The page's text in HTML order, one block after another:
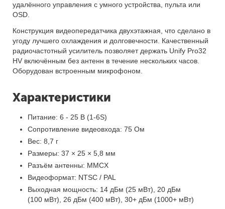
удалённого управления с умного устройства, пульта или
OSD.
Конструкция видеопередатчика двухэтажная, что сделано в
угоду лучшего охлаждения и долговечности. Качественный
радиочастотный усилитель позволяет держать Unify Pro32
HV включённым без антенн в течение нескольких часов.
Оборудован встроенным микрофоном.
Характеристики
Питание: 6 - 25 В (1-6S)
Сопротивление видеовхода: 75 Ом
Вес: 8,7 г
Размеры: 37 × 25 × 5,8 мм
Разъём антенны: MMCX
Видеоформат: NTSC / PAL
Выходная мощность: 14 дБм (25 мВт), 20 дБм
(100 мВт), 26 дБм (400 мВт), 30+ дБм (1000+ мВт)